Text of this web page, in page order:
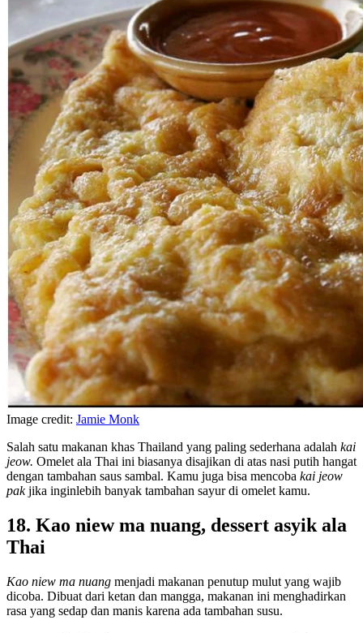
Image credit: Jamie Monk
Salah satu makanan khas Thailand yang paling sederhana adalah kai
jeow. Omelet ala Thai ini biasanya disajikan di atas nasi putih hangat
dengan tambahan saus sambal. Kamu juga bisa mencoba kai jeow
pakjika inginlebih banyak tambahan sayur di omelet kamu.
18. Kao niew ma nuang, dessert asyik ala
Thai
Kao niew ma nuang menjadi makanan penutup mulut yang wajib
dicoba. Dibuat dari ketan dan mangga, makanan ini menghadirkan
rasa yang sedap dan manis karena ada tambahan susu.